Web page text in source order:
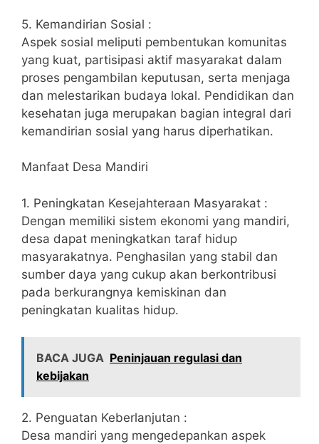
5. Kemandirian Sosial :
Aspek sosial meliputi pembentukan komunitas
yang kuat, partisipasi aktif masyarakat dalam
proses pengambilan keputusan, serta menjaga
dan melestarikan budaya lokal. Pendidikan dan
kesehatan juga merupakan bagian integral dari
kemandirian sosial yang harus diperhatikan.
Manfaat Desa Mandiri
1. Peningkatan Kesejahteraan Masyarakat :
Dengan memiliki sistem ekonomi yang mandiri,
desa dapat meningkatkan taraf hidup
masyarakatnya. Penghasilan yang stabil dan
sumber daya yang cukup akan berkontribusi
pada berkurangnya kemiskinan dan
peningkatan kualitas hidup.
BACA JUGA Peninjauan regulasi dan
kebijakan
2. Penguatan Keberlanjutan :
Desa mandiri yang mengedepankan aspek